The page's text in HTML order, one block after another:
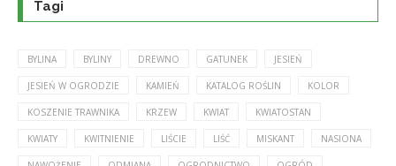
Tagi
BYLINA BYLINY DREWNO GATUNEK JESIEŃ
JESIEŃ W OGRODZIE KAMIEŃ KATALOG ROŚLIN KOLOR
KOSZENIE TRAWNIKA KRZEW KWIAT KWIATOSTAN
KWIATY KWITNIENIE LIŚCIE LIŚĆ MISKANT NASIONA